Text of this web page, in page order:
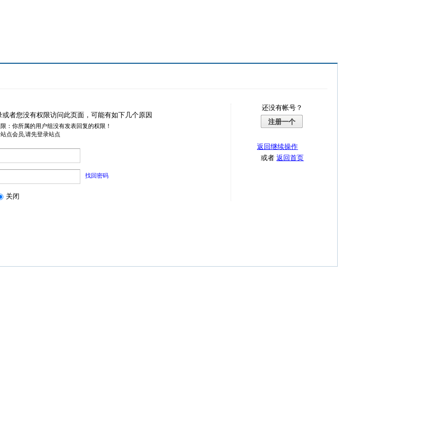
或者您没有权限访问此页面，可能有如下几个原因
：你所属的用户组没有发表回复的权限！
点会员,请先登录站点
找回密码
关闭
还没有帐号？
注册一个
返回继续操作
或者返回首页